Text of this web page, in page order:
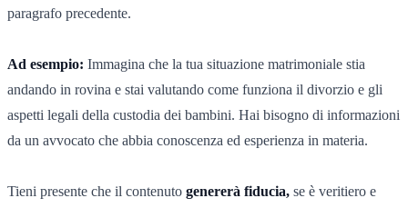
paragrafo precedente.
Ad esempio: Immagina che la tua situazione matrimoniale stia
andando in rovina e stai valutando come funziona il divorzio e gli
aspetti legali della custodia dei bambini. Hai bisogno di informazioni
da un avvocato che abbia conoscenza ed esperienza in materia.
Tieni presente che il contenuto genererà fiducia, se è veritiero e